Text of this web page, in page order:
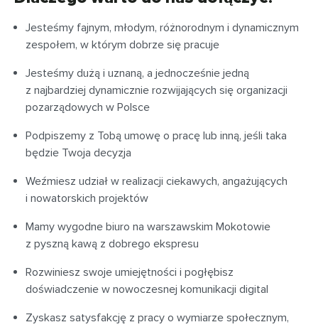
Jesteśmy fajnym, młodym, różnorodnym i dynamicznym
zespołem, w którym dobrze się pracuje
Jesteśmy dużą i uznaną, a jednocześnie jedną
z najbardziej dynamicznie rozwijających się organizacji
pozarządowych w Polsce
Podpiszemy z Tobą umowę o pracę lub inną, jeśli taka
będzie Twoja decyzja
Weźmiesz udział w realizacji ciekawych, angażujących
i nowatorskich projektów
Mamy wygodne biuro na warszawskim Mokotowie
z pyszną kawą z dobrego ekspresu
Rozwiniesz swoje umiejętności i pogłębisz
doświadczenie w nowoczesnej komunikacji digital
Zyskasz satysfakcję z pracy o wymiarze społecznym,